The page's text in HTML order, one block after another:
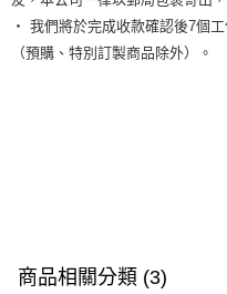
‧ 我們將於完成收款確認後7個
（預購、特別訂製商品除外）。
商品相關分類 (3)